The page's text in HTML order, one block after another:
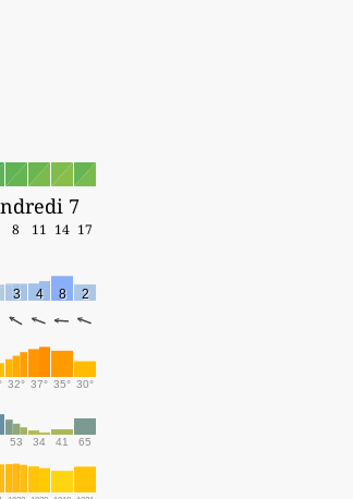
7
8 11 14 17
3 4 8 2
32° 37° 35° 30°
53 34 41 65